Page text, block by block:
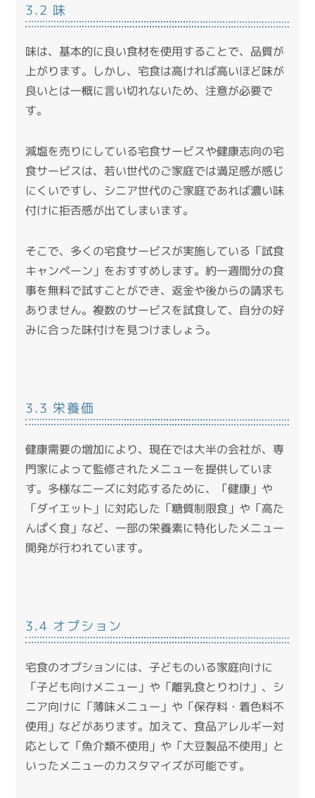
3.2 味
味は、基本的に良い食材を使用することで、品質が
上がります。 しかし、宅食は高ければ高いほど味が
良いとは一概に言い切れないため、注意が必要で
す。
減塩を売りにしている宅食サービスや健康志向の宅
食サービスは、若い世代のご家庭では満足感が感じ
にくいですし、シニア世代のご家庭であれば濃い味
付けに拒否感が出てしまいます。
そこで、多くの宅食サービスが実施している「試食
キャンペーン」をおすすめします。約一週間分の食
事を無料で試すことができ、返金や後からの請求も
ありません。複数のサービスを試食して、自分の好
みに合った味付けを見つけましょう。
3.3 栄養価
健康需要の増加により、現在では大半の会社が、専
門家によって監修されたメニューを提供していま
す。 多様なニーズに対応するために、「健康」や
「ダイエット」に対応した「糖質制限食」や「高た
んぱく食」など、一部の栄養素に特化したメニュー
開発が行われています。
3.4 オプション
宅食のオプションには、子どものいる家庭向けに
「子ども向けメニュー」や「離乳食とりわけ」、シ
ニア向けに「薄味メニュー」や「保存料・着色料不
使用」などがあります。加えて、食品アレルギー対
応として「魚介類不使用」や「大豆製品不使用」と
いったメニューのカスタマイズが可能です。